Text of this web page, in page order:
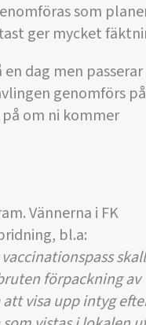
som
ger mycket
dag men passerar
genomförs
om ni kommer
Vännerna i FK
bl.a:
skall
förpackning av
visa upp intyg